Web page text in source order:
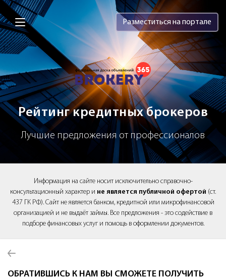
Brokery365 - Рейтинг кредитных
Разместиться на портале
Рейтинг кредитных брокеров
Лучшие предложения от профессионалов
Информация на сайте носит исключительно справочно-
консультационный характер и не является публичной офертой (ст.
437 ГК РФ). Сайт не является банком, кредитной или микрофинансовой
организацией и не выдаёт займы. Все предложения - это содействие в
подборе финансовых услуг и помощь в оформлении документов.
ОБРАТИВШИСЬ К НАМ ВЫ СМОЖЕТЕ ПОЛУЧИТЬ